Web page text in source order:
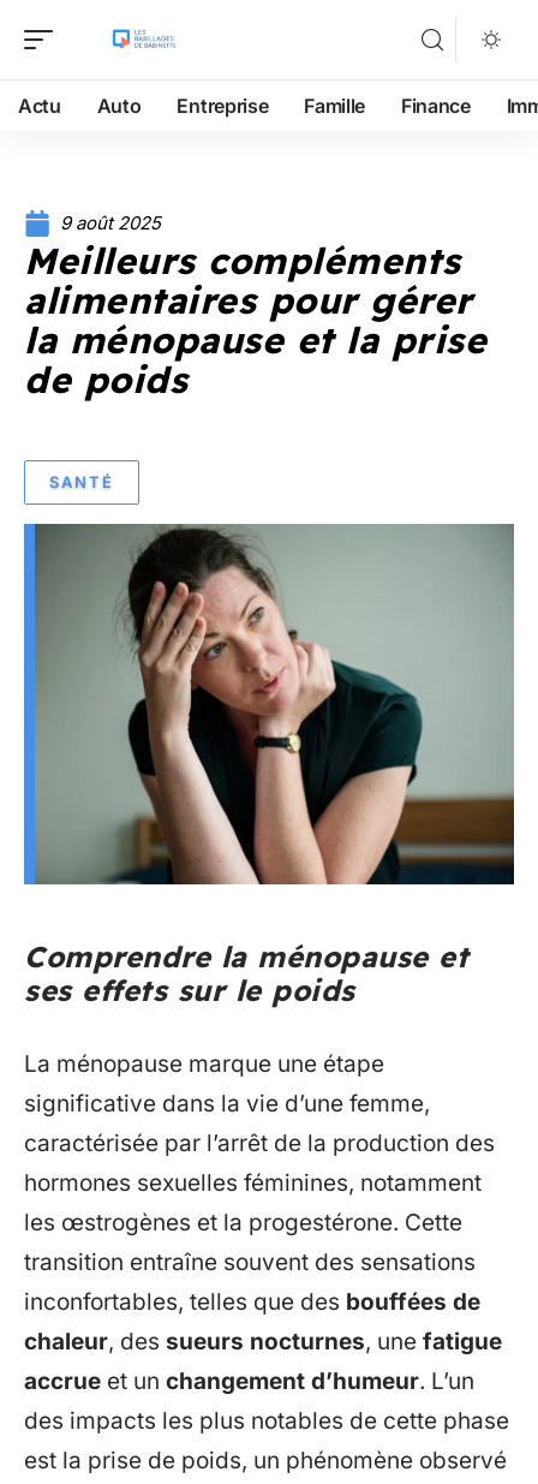
Actu Auto Entreprise Famille Finance
9 août 2025
Meilleurs compléments
alimentaires pour gérer
la ménopause et la prise
de poids
SANTÉ
Comprendre la ménopause et
ses effets sur le poids
La ménopause marque une étape
significative dans la vie d’une femme,
caractérisée par l’arrêt de la production des
hormones sexuelles féminines, notamment
les œstrogènes et la progestérone. Cette
transition entraîne souvent des sensations
inconfortables, telles que des bouffées de
chaleur, des sueurs nocturnes, une fatigue
accrue et un changement d’humeur. L’un
des impacts les plus notables de cette phase
est la prise de poids, un phénomène observé